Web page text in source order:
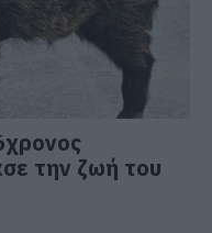
την ζωή του